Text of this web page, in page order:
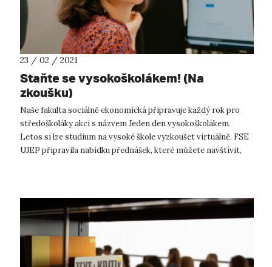
23 / 02 / 2021
Staňte se vysokoškolákem! (Na
zkoušku)
Naše fakulta sociálně ekonomická připravuje každý rok pro
středoškoláky akci s názvem Jeden den vysokoškolákem.
Letos si lze studium na vysoké škole vyzkoušet virtuálně. FSE
UJEP připravila nabídku přednášek, které můžete navštívit,